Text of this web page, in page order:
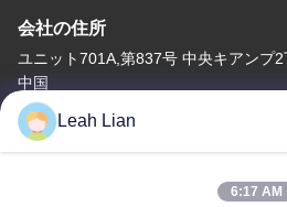
会社の住所
ユニット701A,第837号 中央キアンプ
中国
工場住所
第72号 ユンジュン道路 武峰村 崇武町
Leah Lian
6:17 AM